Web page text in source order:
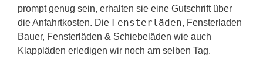
prompt genug sein, erhalten sie eine Gutschrift über
die Anfahrtkosten. Die Fensterläden, Fensterladen
Bauer, Fensterläden & Schiebeläden wie auch
Klappläden erledigen wir noch am selben Tag.